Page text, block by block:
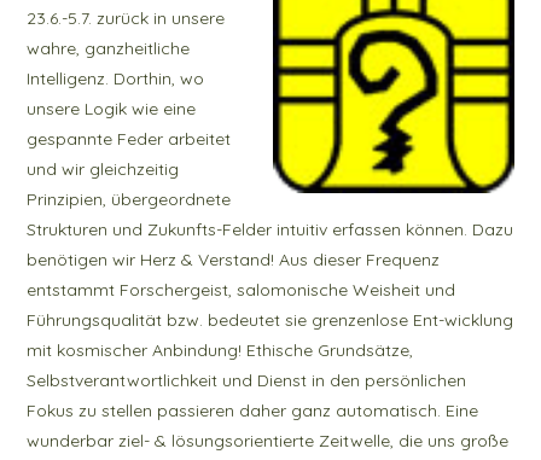
23.6.-5.7. zurück in unsere
wahre, ganzheitliche
Intelligenz. Dorthin, wo
unsere Logik wie eine
gespannte Feder arbeitet
und wir gleichzeitig
Prinzipien, übergeordnete
Strukturen und Zukunfts-Felder intuitiv erfassen können. Dazu
benötigen wir Herz & Verstand! Aus dieser Frequenz
entstammt Forschergeist, salomonische Weisheit und
Führungsqualität bzw. bedeutet sie grenzenlose Ent-wicklung
mit kosmischer Anbindung! Ethische Grundsätze,
Selbstverantwortlichkeit und Dienst in den persönlichen
Fokus zu stellen passieren daher ganz automatisch. Eine
wunderbar ziel- & lösungsorientierte Zeitwelle, die uns große